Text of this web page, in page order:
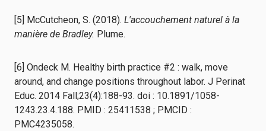
[5] McCutcheon, S. (2018). L'accouchement naturel à la
manière de Bradley. Plume.
[6] Ondeck M. Healthy birth practice #2 : walk, move
around, and change positions throughout labor. J Perinat
Educ. 2014 Fall;23(4):188-93. doi : 10.1891/1058-
1243.23.4.188. PMID : 25411538 ; PMCID :
PMC4235058.